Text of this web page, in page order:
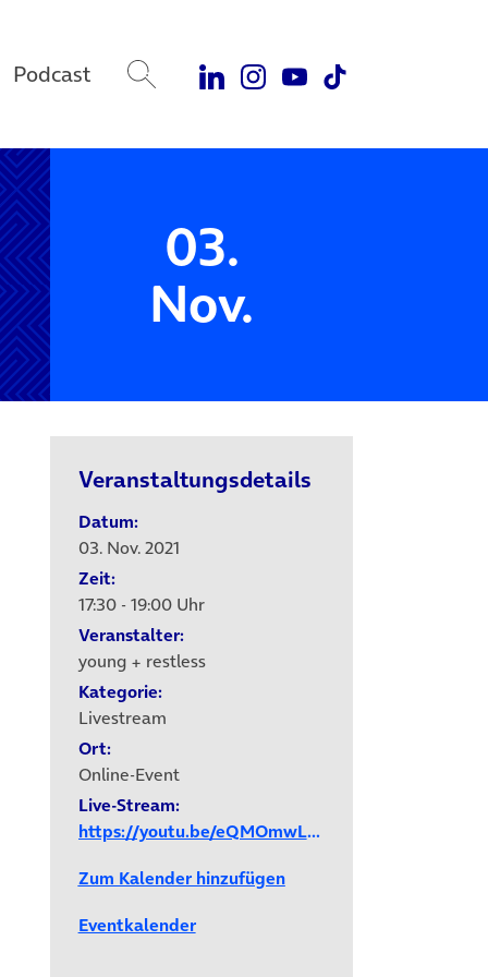
Podcast
03.
Nov.
Veranstaltungsdetails
Datum:
03. Nov. 2021
Zeit:
17:30 - 19:00 Uhr
Veranstalter:
young + restless
Kategorie:
Livestream
Ort:
Online-Event
Live-Stream:
https://youtu.be/eQMOmwL6cRA
Zum Kalender hinzufügen
Eventkalender